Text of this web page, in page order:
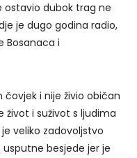
ostavio dubok trag ne
je dugo godina radio,
Bosanaca i
i nije živio običan
život i suživot s ljudima
veliko zadovoljstvo
besjede jer je